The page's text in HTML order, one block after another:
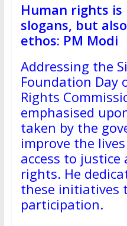
Human rights
slogans, but
ethos: PM Modi
Addressing the
Foundation Day
Rights
emphasised
taken by the
improve the
access to
rights. He
these initiatives
participation.